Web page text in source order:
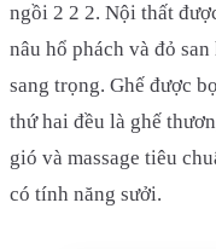
ngồi 2 2 2. Nội thất
nâu hổ phách và đỏ
sang trọng. Ghế được
thứ hai đều là ghế
gió và massage tiêu
có tính năng sưởi.